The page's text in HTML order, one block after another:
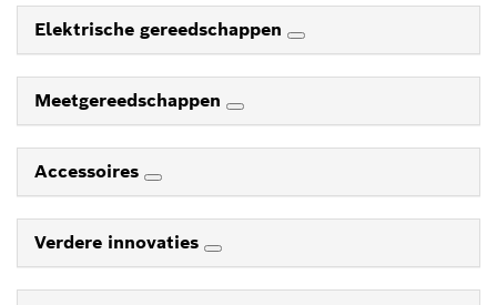
Elektrische gereedschappen
Meetgereedschappen
Accessoires
Verdere innovaties